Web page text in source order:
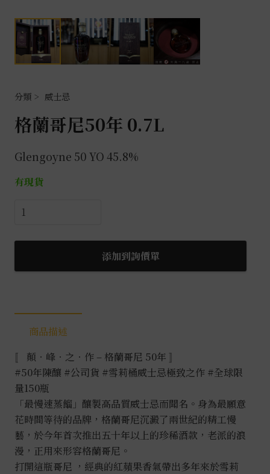
威士忌
格蘭哥尼50年 0.7L
Glengoyne 50 YO 45.8%
有現貨
格
哥
50
數
添加到詢價單
商品描述
〚 顛．峰．之．作 – 格蘭哥尼 50年 〛
#50年陳釀 #公司貨 #雪莉桶威士忌極致之作 #全球限
量150瓶
「最慢速蒸餾」釀製高品質威士忌而聞名。身為最願意
花時間等待的品牌，格蘭哥尼沉澱了兩世紀的精工慢
藝，於今年首次推出五十年以上的珍稀酒款，老派的浪
漫，正用來形容格蘭哥尼。
打開這瓶哥尼 ，經典的紅蘋果香氣帶出多年來於雪莉